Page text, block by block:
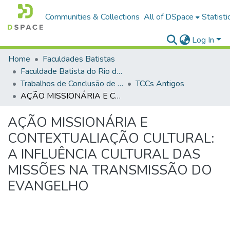
Communities & Collections All of DSpace
Log In
Home
Faculdades Batistas
Faculdade Batista do Rio de Janeiro (FABAT-RJ)
Trabalhos de Conclusão de Curso (TCC)
TCCs Antigos
AÇÃO MISSIONÁRIA E CONTEXTUALIAÇÃO CULTURAL: A INFLUÊNCIA CULTURAL DAS MISSÕES NA TRANSMISSÃO DO EVANGELHO
AÇÃO MISSIONÁRIA E
CONTEXTUALIAÇÃO CULTURAL:
A INFLUÊNCIA CULTURAL DAS
MISSÕES NA TRANSMISSÃO DO
EVANGELHO